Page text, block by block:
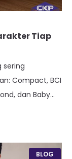
Tiap
sering
Compact, BCI
dan Baby
ketebalan
BLOG